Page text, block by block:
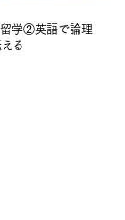
学②英語で論理
る